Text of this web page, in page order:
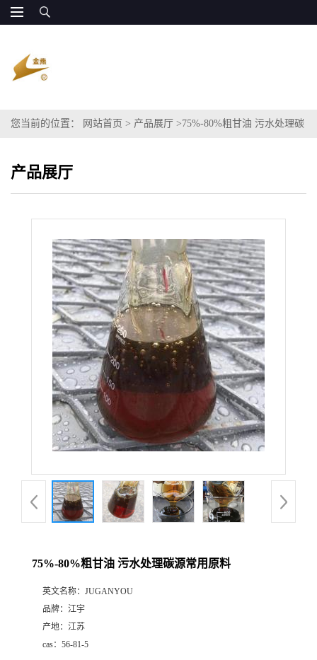
您当前的位置： 网站首页 > 产品展厅 >75%-80%粗甘油 污水处理碳
产品展厅
75%-80%粗甘油 污水处理碳源常用原料
英文名称： JUGANYOU
品牌： 江宇
产地： 江苏
cas： 56-81-5